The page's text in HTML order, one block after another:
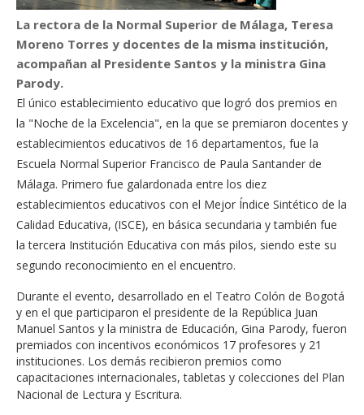
La rectora de la Normal Superior de Málaga, Teresa
Moreno Torres y docentes de la misma institución,
acompañan al Presidente Santos y la ministra Gina
Parody.
El único establecimiento educativo que logró dos premios en
la "Noche de la Excelencia", en la que se premiaron docentes y
establecimientos educativos de 16 departamentos, fue la
Escuela Normal Superior Francisco de Paula Santander de
Málaga. Primero fue galardonada entre los diez
establecimientos educativos con el Mejor Índice Sintético de la
Calidad Educativa, (ISCE), en básica secundaria y también fue
la tercera Institución Educativa con más pilos, siendo este su
segundo reconocimiento en el encuentro.
Durante el evento, desarrollado en el Teatro Colón de Bogotá
y en el que participaron el presidente de la República Juan
Manuel Santos y la ministra de Educación, Gina Parody, fueron
premiados con incentivos económicos 17 profesores y 21
instituciones. Los demás recibieron premios como
capacitaciones internacionales, tabletas y colecciones del Plan
Nacional de Lectura y Escritura.